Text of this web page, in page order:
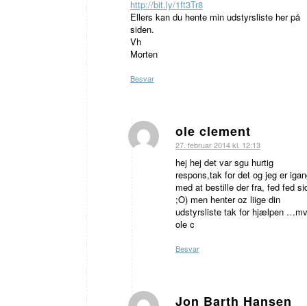
http://bit.ly/1ft3Tr8
Ellers kan du hente min udstyrsliste her på
siden.
Vh
Morten
Besvar
ole clement
siger:
27. februar 2014 kl. 12:13
hej hej det var sgu hurtig
respons,tak for det og jeg er
med at bestille der fra, fed fed
;O) men henter oz liige din
udstyrsliste tak for hjælpen
ole c
Besvar
Jon Barth Hansen